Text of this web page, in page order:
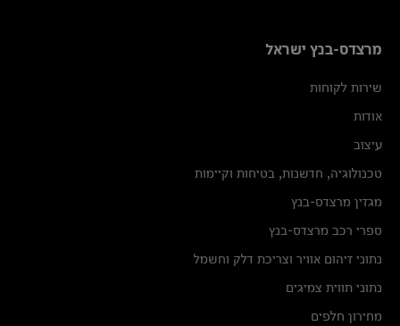
מרצדס-בנץ ישראל
שירות לקוחות
אודות
עיצוב
טכנולוגיה, חדשנות, בטיחות וקיימות
מגזין מרצדס-בנץ
ספרי רכב מרצדס-בנץ
נתוני זיהום אוויר וצריכת דלק וחשמל
נתוני תווית צמיגים
מחירון חלפים